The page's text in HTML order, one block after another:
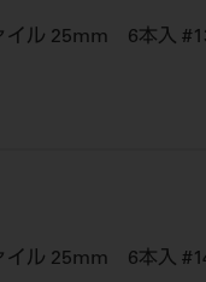
イル 25mm 6本入
イル 25mm 6本入